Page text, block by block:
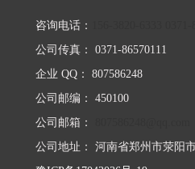
咨询电话：
公司传真： 0371-86570111
企业 QQ： 807586248
公司邮编： 450100
公司邮箱：
公司地址： 河南省郑州市荥阳